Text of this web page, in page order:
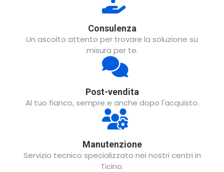
Consulenza
Un ascolto attento per trovare la soluzione su
misura per te.
Post-vendita
Al tuo fianco, sempre e anche dopo l'acquisto.
Manutenzione
Servizio tecnico specializzato nei nostri centri in
Ticino.